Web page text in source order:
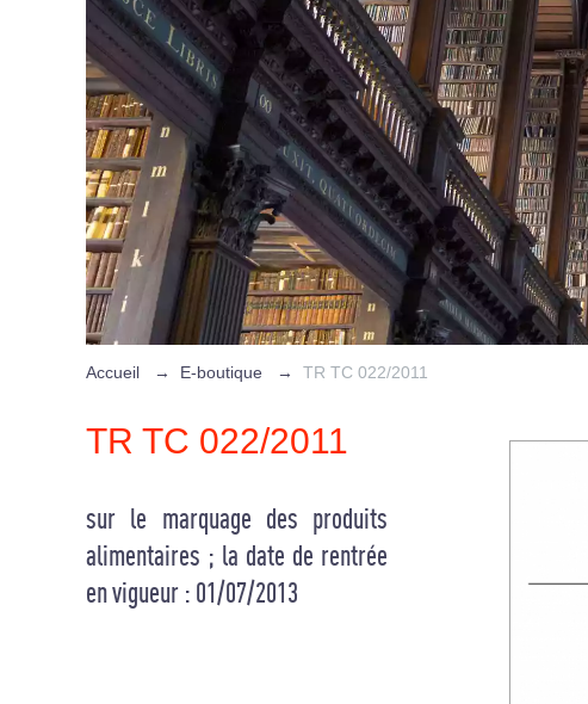
Accueil → E-boutique → TR TC 022/2011
TR TC 022/2011
sur le marquage des produits
alimentaires ; la date de rentrée
en vigueur : 01/07/2013